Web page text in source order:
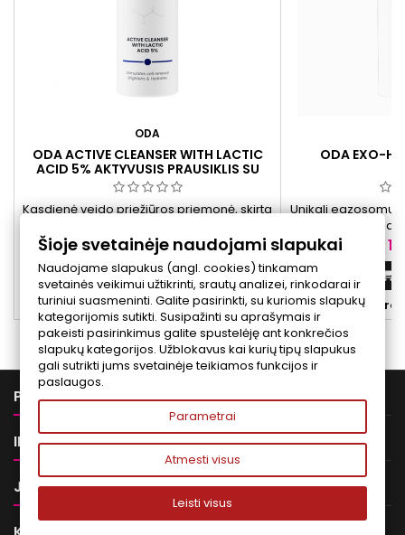
ODA
ODA ACTIVE CLEANSER WITH LACTIC
ACID 5% AKTYVUSIS PRAUSIKLIS SU
PIENO RŪGŠTIMI, 200 ML
Kasdienė veido priežiūros priemonė, skirta
odos išvaizdą. Sukurta išsausėjusiai,
jautriai, papilkėjusiai, pigmentacijos
požymių turinčiai ir pirmuosius senėjimo
požymius rodančiai odai. Padeda palaikyti
odos švarą, drėgmės balansą ir suteikia
gaivesnės, švelnesnės bei labiau
prižiūrėtos odos išvaizdą.
Kaina
29,00 €
 Į krepšelį
Yra sandėlyje
ODA EXO-
Unikali egzosomų
odos tipams,
ir


PREKĖS 
INFORMACIJA 
JŪSŲ PASKYRA 
Šioje svetainėje naudojami slapukai
Naudojame slapukus (angl. cookies) tinkamam
svetainės veikimui užtikrinti, srautų analizei, rinkodarai ir
turiniui suasmeninti. Galite pasirinkti, su kuriomis slapukų
kategorijomis sutikti. Susipažinti su aprašymais ir
pakeisti pasirinkimus galite spustelėję ant konkrečios
slapukų kategorijos. Užblokavus kai kurių tipų slapukus
gali sutrikti jums svetainėje teikiamos funkcijos ir
paslaugos.
Parametrai
Atmesti visus
Leisti visus